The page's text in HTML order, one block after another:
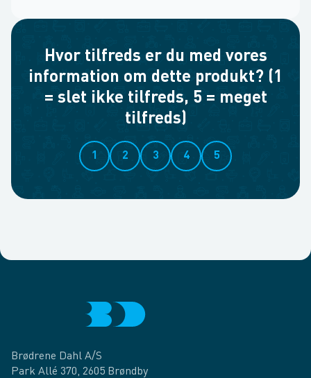
Hvor tilfreds er du med vores
information om dette produkt? (1
= slet ikke tilfreds, 5 = meget
tilfreds)
1 2 3 4 5
Brødrene Dahl A/S
Park Allé 370, 2605 Brøndby